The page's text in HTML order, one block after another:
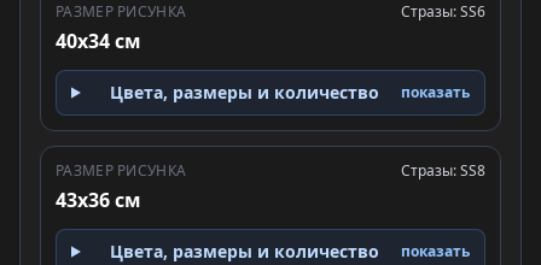
РАЗМЕР РИСУНКА
40x34 см
Стразы: SS6
Цвета, размеры и количество показать
РАЗМЕР РИСУНКА
43x36 см
Стразы: SS8
Цвета, размеры и количество показать